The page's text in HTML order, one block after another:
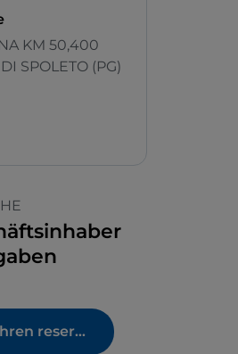
KM 50,400
SPOLETO (PG)
Greifen Sie jetzt auf Ihren reservierten Bereich zu